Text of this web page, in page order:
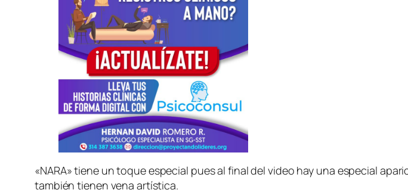
«NARA» tiene un toque especial pues al final del video hay una especial
también tienen vena artística.